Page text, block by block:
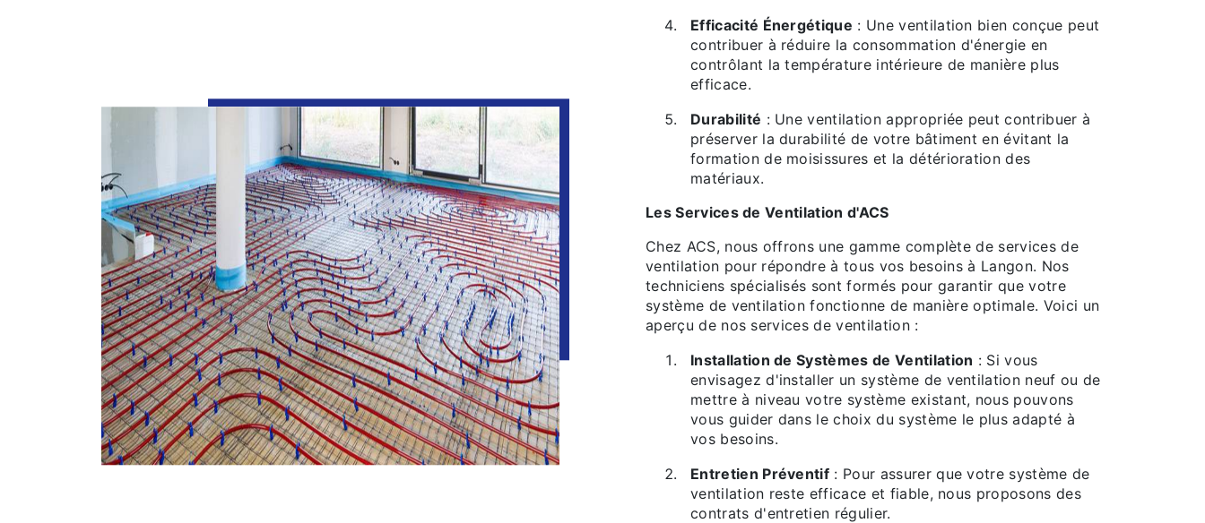
Efficacité Énergétique : Une ventilation bien conçue peut
contribuer à réduire la consommation d'énergie en
contrôlant la température intérieure de manière plus
efficace.
Durabilité : Une ventilation appropriée peut contribuer à
préserver la durabilité de votre bâtiment en évitant la
formation de moisissures et la détérioration des
matériaux.
Les Services de Ventilation d'ACS
Chez ACS, nous offrons une gamme complète de services de
ventilation pour répondre à tous vos besoins à Langon. Nos
techniciens spécialisés sont formés pour garantir que votre
système de ventilation fonctionne de manière optimale. Voici un
aperçu de nos services de ventilation :
Installation de Systèmes de Ventilation : Si vous
envisagez d'installer un système de ventilation neuf ou de
mettre à niveau votre système existant, nous pouvons
vous guider dans le choix du système le plus adapté à
vos besoins.
Entretien Préventif : Pour assurer que votre système de
ventilation reste efficace et fiable, nous proposons des
contrats d'entretien régulier.